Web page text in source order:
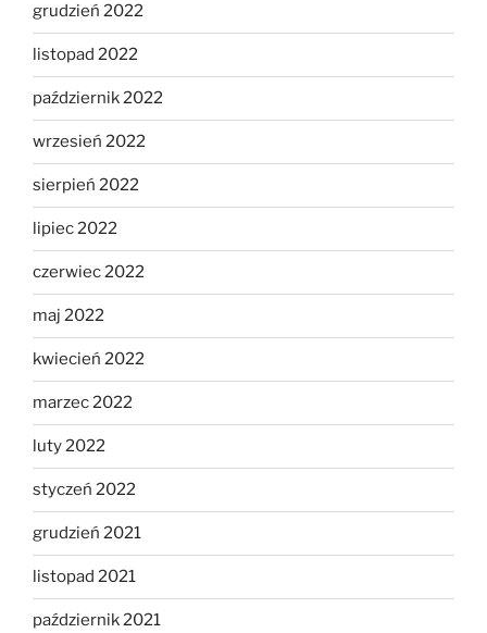
grudzień 2022
listopad 2022
październik 2022
wrzesień 2022
sierpień 2022
lipiec 2022
czerwiec 2022
maj 2022
kwiecień 2022
marzec 2022
luty 2022
styczeń 2022
grudzień 2021
listopad 2021
październik 2021